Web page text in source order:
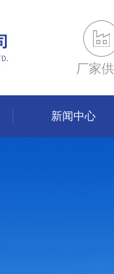
厂家
新闻中心